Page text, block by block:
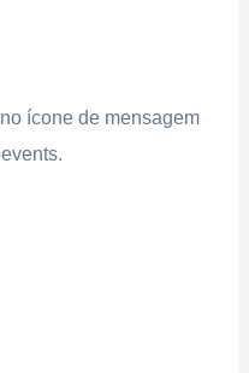
ícone de mensagem